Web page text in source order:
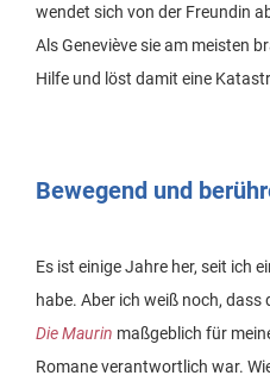
wendet sich von der Freundin
Als Geneviève sie am meisten
Hilfe und löst damit eine
Bewegend und
Es ist einige Jahre her, seit ich
habe. Aber ich weiß noch,
Die Maurin maßgeblich für
Romane verantwortlich war.